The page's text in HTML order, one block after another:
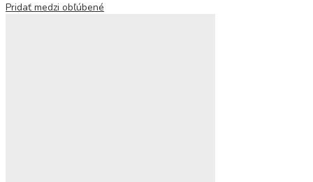
Pridať medzi obľúbené